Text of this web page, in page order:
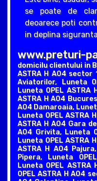
se poate de
deoarece poti
in deplina
www.preturi-
domicilu clientului in
ASTRA H A04 sector
Aviatorilor, Luneta
Luneta OPEL ASTRA
ASTRA H A04
A04 Damaroaia,
Luneta OPEL ASTRA
ASTRA H A04 Gara
A04 Grivita, Luneta
Luneta OPEL ASTRA
ASTRA H A04
Pipera, Luneta
Luneta OPEL
OPEL ASTRA H A04